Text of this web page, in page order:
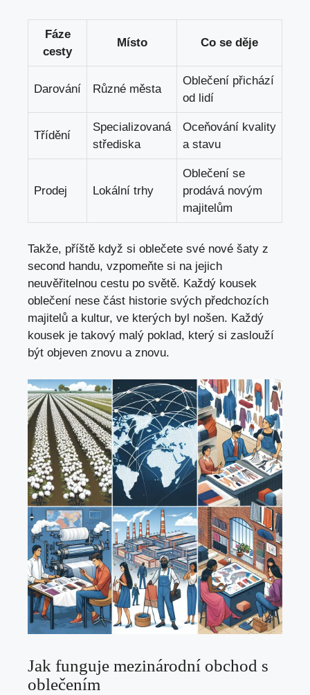
Fáze
cesty
Místo Co se děje
Darování Různé města
Oblečení přichází
od lidí
Třídění
Specializovaná
střediska
Oceňování kvality⁤
a stavu
Prodej Lokální ⁣trhy
Oblečení se⁤
prodává novým
majitelům
Takže, ⁤příště když ⁢si oblečete své nové​ šaty z
second‌ handu, vzpomeňte si na jejich‍
neuvěřitelnou⁣ cestu po⁣ světě. Každý kousek
oblečení nese část historie svých ‍předchozích
‍majitelů a kultur, ve kterých byl nošen. Každý
kousek je takový malý poklad, který si zaslouží
‍být objeven znovu a znovu.
Jak funguje mezinárodní ⁤obchod s
oblečením